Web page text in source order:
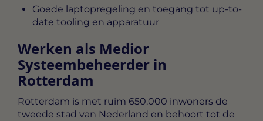
Goede laptopregeling en toegang tot up-to-
date tooling en apparatuur
Werken als Medior
Systeembeheerder in
Rotterdam
Rotterdam is met ruim 650.000 inwoners de
tweede stad van Nederland en behoort tot de